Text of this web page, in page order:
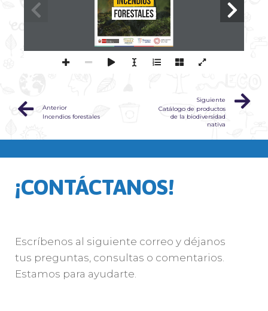
Anterior
Incendios forestales
Siguiente
Catálogo de productos
de la biodiversidad
nativa
¡CONTÁCTANOS!
Escríbenos al siguiente correo y déjanos
tus preguntas, consultas o comentarios.
Estamos para ayudarte.